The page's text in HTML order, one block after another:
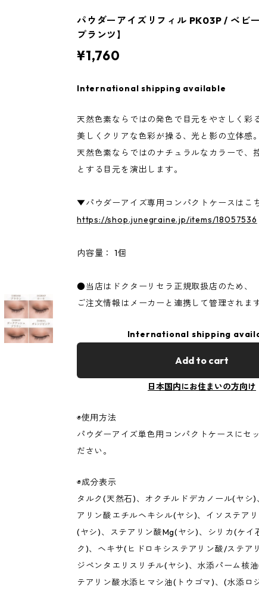
パウダーアイズリフィル PK03P / ベビ
プランツ】
¥1,760
International shipping available
天然色素ならではの発色で目元をやさしく彩
美しくクリアな色彩が操る、光と影の立体感。
天然色素ならではのナチュラルなカラーで、
とする目元を演出します。
▼パウダーアイズ専用コンパクトケースはこ
https://shop.junegraine.jp/items/18057536
内容量： 1個
●当店はドクターリセラ正規取扱店のため、
ご注文情報はメーカーと連携して管理されます
International shipping
Add to cart
日本国内にお住まいの方向け
◉使用方法
パウダーアイズ単色用コンパクトケースにセ
ださい。
◉成分表示
タルク(天然石)、オクチルドデカノール(ヤシ
アリン酸エチルヘキシル(ヤシ)、イソステア
(ヤシ)、ステアリン酸Mg(ヤシ)、シリカ(ケイ
ク)、ヘキサ(ヒドロキシステアリン酸/ステア
ジペンタエリスリチル(ヤシ)、水添パーム核
テアリン酸水添ヒマシ油(トウゴマ)、(水添ロ